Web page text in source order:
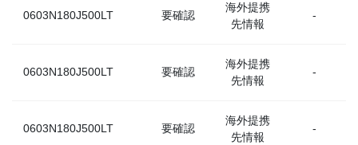
0603N180J500LT 要確認
海外提携
先情報
-
0603N180J500LT 要確認
海外提携
先情報
-
0603N180J500LT 要確認
海外提携
先情報
-